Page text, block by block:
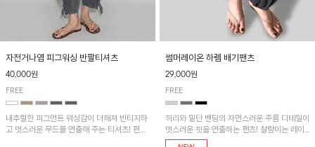
자전거나염 피그워싱 반팔티셔츠
40,000원
FREE
내추럴한 피그먼트 워싱감이 더해져 빈티지하
고 멋스러운 무드를 연출해 주는 티셔츠! 편안
썸머레이온 하렘 배기팬츠
29,000원
FREE
허리와 밑단 밴딩의 자연스러운 주름 디테일이
멋스러운 핏을 연출하는 팬츠! 찰랑이는 레이
온 소재로 가볍고 시원하게 착용되며, 여유로